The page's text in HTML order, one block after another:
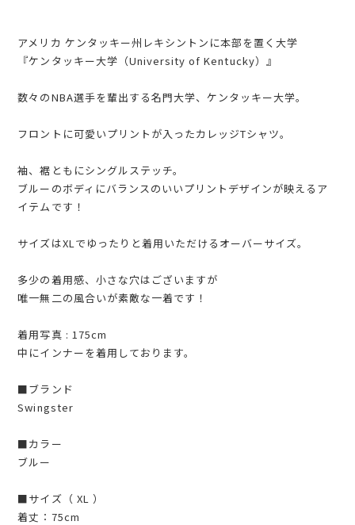
アメリカ ケンタッキー州レキシントンに本部を置く大学
『ケンタッキー大学（University of Kentucky）』
数々のNBA選手を輩出する名門大学、ケンタッキー大学。
フロントに可愛いプリントが入ったカレッジTシャツ。
袖、裾ともにシングルステッチ。
ブルーのボディにバランスのいいプリントデザインが映えるア
イテムです！
サイズはXLでゆったりと着用いただけるオーバーサイズ。
多少の着用感、小さな穴はございますが
唯一無二の風合いが素敵な一着です！
着用写真 : 175cm
中にインナーを着用しております。
■ブランド
Swingster
■カラー
ブルー
■サイズ（ XL ）
着丈：75cm